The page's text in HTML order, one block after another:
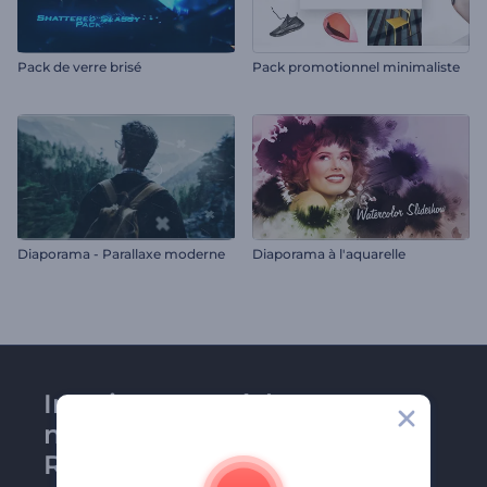
Pack de verre brisé Pack promotionnel minimaliste
Diaporama - Parallaxe moderne Diaporama à l'aquarelle
Inscrivez-vous à la
newsletter de
Renderforest